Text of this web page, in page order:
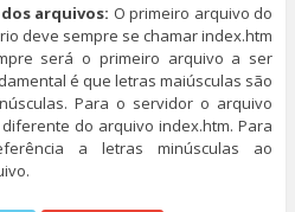
arquivos: O primeiro arquivo do
deve sempre se chamar index.htm
será o primeiro arquivo a ser
é que letras maiúsculas são
Para o servidor o arquivo
do arquivo index.htm. Para
a letras minúsculas ao